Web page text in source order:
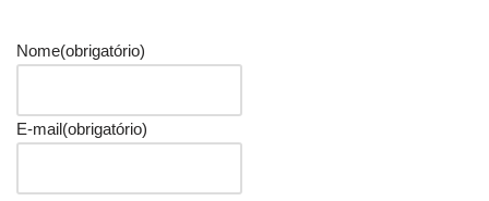
Nome(obrigatório)
E-mail(obrigatório)